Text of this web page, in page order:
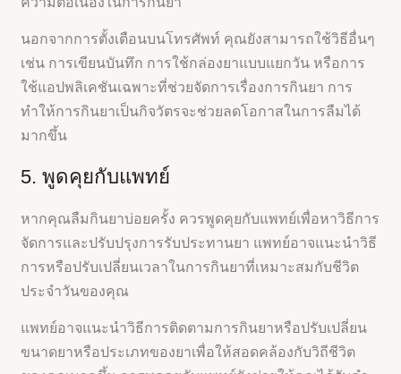
นอกจากการตั้งเตือนบนโทรศัพท์ คุณยังสามารถใช้วิธีอื่นๆ
เช่น การเขียนบันทึก การใช้กล่องยาแบบแยกวัน หรือการ
ใช้แอปพลิเคชันเฉพาะที่ช่วยจัดการเรื่องการกินยา การ
ทำให้การกินยาเป็นกิจวัตรจะช่วยลดโอกาสในการลืมได้
มากขึ้น
5. พูดคุยกับแพทย์
หากคุณลืมกินยาบ่อยครั้ง ควรพูดคุยกับแพทย์เพื่อหาวิธีการ
จัดการและปรับปรุงการรับประทานยา แพทย์อาจแนะนำวิธี
การหรือปรับเปลี่ยนเวลาในการกินยาที่เหมาะสมกับชีวิต
ประจำวันของคุณ
แพทย์อาจแนะนำวิธีการติดตามการกินยาหรือปรับเปลี่ยน
ขนาดยาหรือประเภทของยาเพื่อให้สอดคล้องกับวิถีชีวิต